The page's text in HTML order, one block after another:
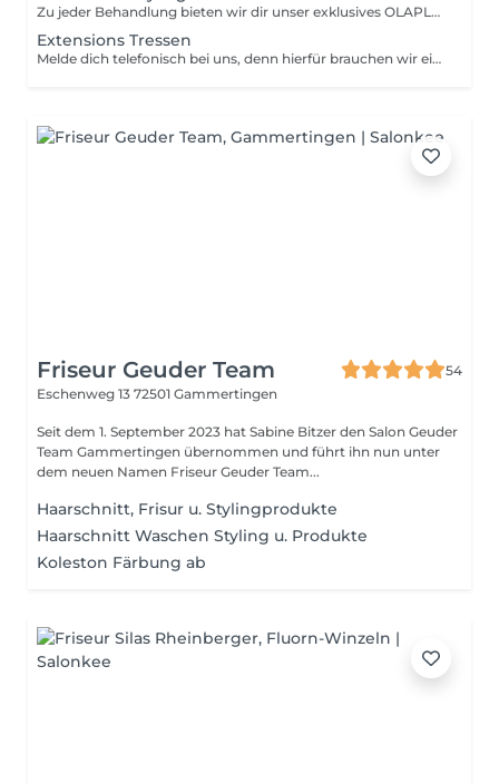
Zu jeder Behandlung bieten wir dir unser exklusives OLAPLEX REBUILD TREATMENT an. Dies kannst Du ganz unkompliziert unter der Olaplex Kategorie dazu buchen.
Extensions Tressen
Melde dich telefonisch bei uns, denn hierfür brauchen wir eine Beratung.
Friseur Geuder Team
54
Eschenweg 13 72501 Gammertingen
Seit dem 1. September 2023 hat Sabine Bitzer den Salon Geuder
Team Gammertingen übernommen und führt ihn nun unter
dem neuen Namen Friseur Geuder Team...
Haarschnitt, Frisur u. Stylingprodukte
Haarschnitt Waschen Styling u. Produkte
Koleston Färbung ab